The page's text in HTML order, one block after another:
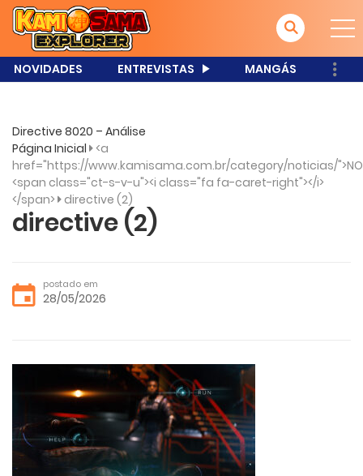
NOVIDADES ENTREVISTAS MANGÁS
Directive 8020 – Análise
Página Inicial <a
href="https://www.kamisama.com.br/category/noticias/
<span class="ct-s-v-u"><i class="fa fa-caret-right"></i>
</span> directive (2)
directive (2)
postado em
28/05/2026